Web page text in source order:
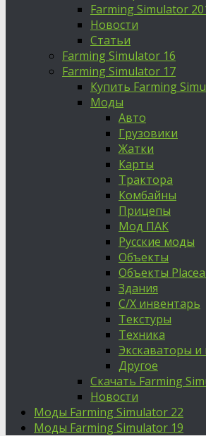
Farming Simulator
Новости
Статьи
Farming Simulator 16
Farming Simulator 17
Купить Farming
Моды
Авто
Грузовики
Жатки
Карты
Трактора
Комбайны
Прицепы
Мод ПАК
Русские моды
Объекты
Объекты
Здания
С/Х инвентарь
Текстуры
Техника
Экскаваторы и
Другое
Скачать Farming
Новости
Моды Farming Simulator 22
Моды Farming Simulator 19